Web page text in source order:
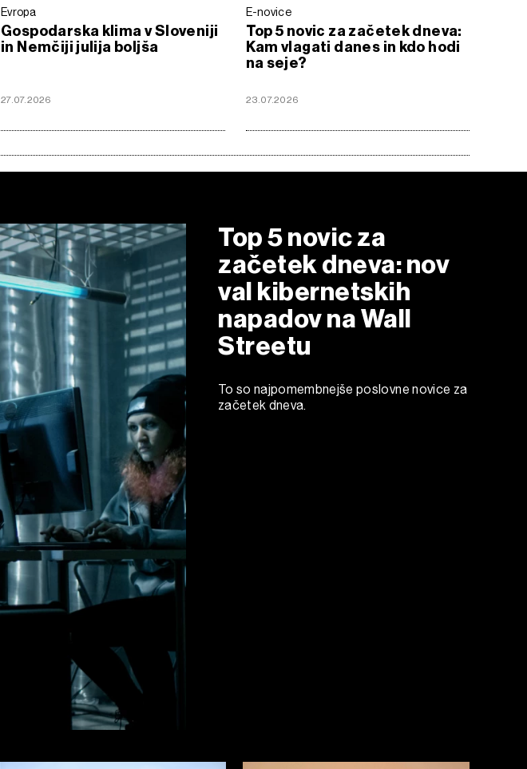
Evropa
Gospodarska klima v Sloveniji
in Nemčiji julija boljša
27.07.2026
E-novice
Top 5 novic za začetek dneva:
Kam vlagati danes in kdo hodi
na seje?
23.07.2026
Top 5 novic za
začetek dneva: nov
val kibernetskih
napadov na Wall
Streetu
To so najpomembnejše poslovne novice za
začetek dneva.